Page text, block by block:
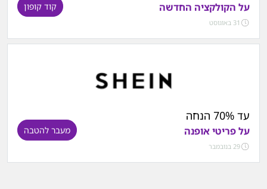
על הקולקציה החדשה
31 באוגוסט
קוד קופון
עד 70% הנחה
על פריטי אופנה
29 בנובמבר
מעבר להטבה